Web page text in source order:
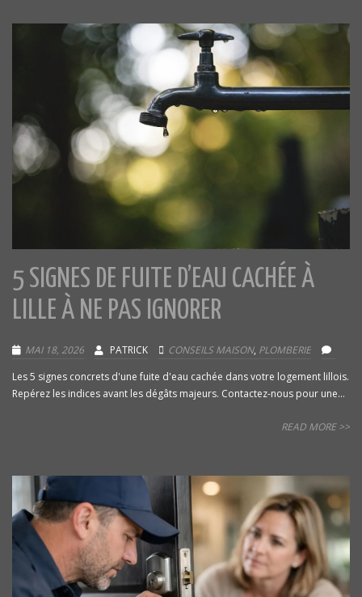
5 SIGNES DE FUITE D’EAU CACHÉE À
LILLE À NE PAS IGNORER
MAI 18, 2026 PATRICK CONSEILS MAISON, PLOMBERIE
Les 5 signes concrets d'une fuite d'eau cachée dans votre logement lillois.
Repérez les indices avant les dégâts majeurs. Contactez-nous pour une...
READ MORE >>